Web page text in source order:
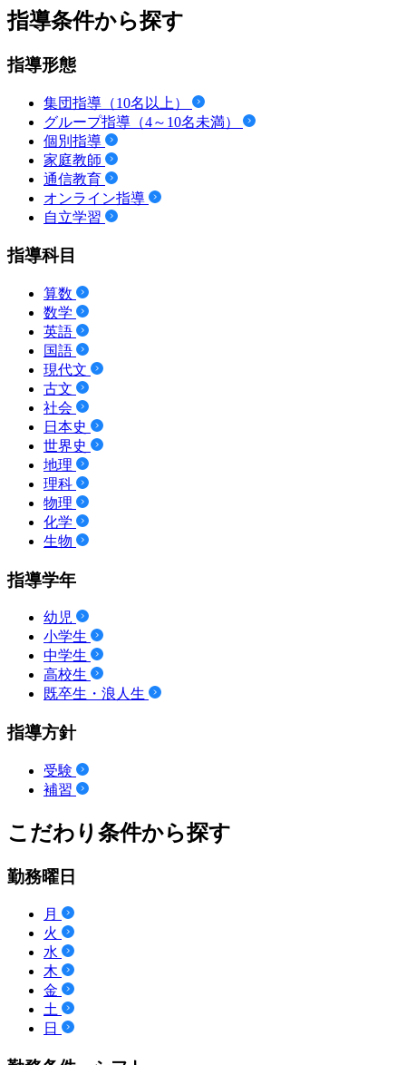
指導条件から探す
指導形態
集団指導（10名以上）
グループ指導（4～10名未満）
個別指導
家庭教師
通信教育
オンライン指導
自立学習
指導科目
算数
数学
英語
国語
現代文
古文
社会
日本史
世界史
地理
理科
物理
化学
生物
指導学年
幼児
小学生
中学生
高校生
既卒生・浪人生
指導方針
受験
補習
こだわり条件から探す
勤務曜日
月
火
水
木
金
土
日